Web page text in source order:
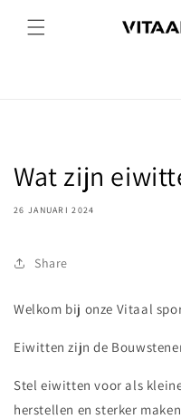
naar de
content
Wat zijn
26 JANUARI 2024
Share
Welkom bij onze Vitaal
Eiwitten zijn de
Stel eiwitten voor als
herstellen en sterker